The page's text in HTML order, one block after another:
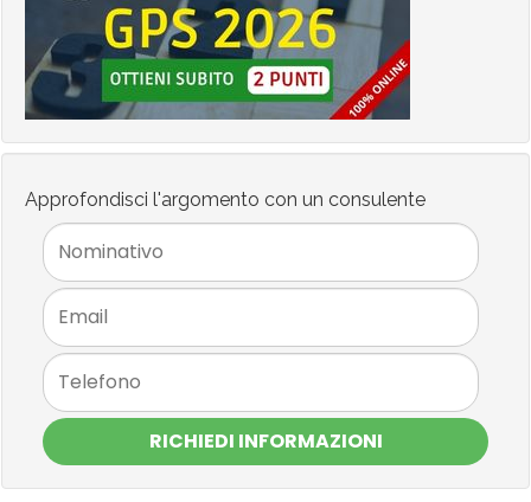
Approfondisci l'argomento con un consulente
RICHIEDI INFORMAZIONI